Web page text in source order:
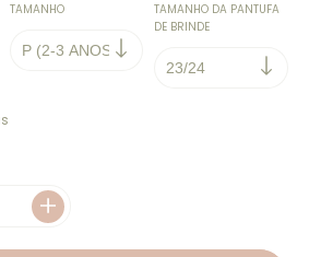
TAMANHO
TAMANHO DA PANTUFA
DE BRINDE